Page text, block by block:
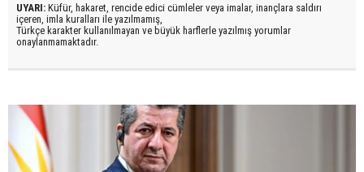
UYARI: Küfür, hakaret, rencide edici cümleler veya imalar, inançlara saldırı
içeren, imla kuralları ile yazılmamış,
Türkçe karakter kullanılmayan ve büyük harflerle yazılmış yorumlar
onaylanmamaktadır.